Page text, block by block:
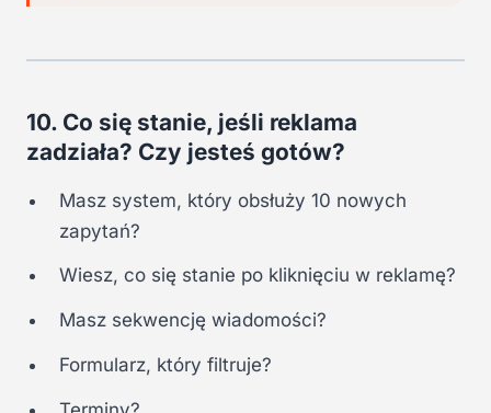
10. Co się stanie, jeśli reklama
zadziała? Czy jesteś gotów?
Masz system, który obsłuży 10 nowych
zapytań?
Wiesz, co się stanie po kliknięciu w reklamę?
Masz sekwencję wiadomości?
Formularz, który filtruje?